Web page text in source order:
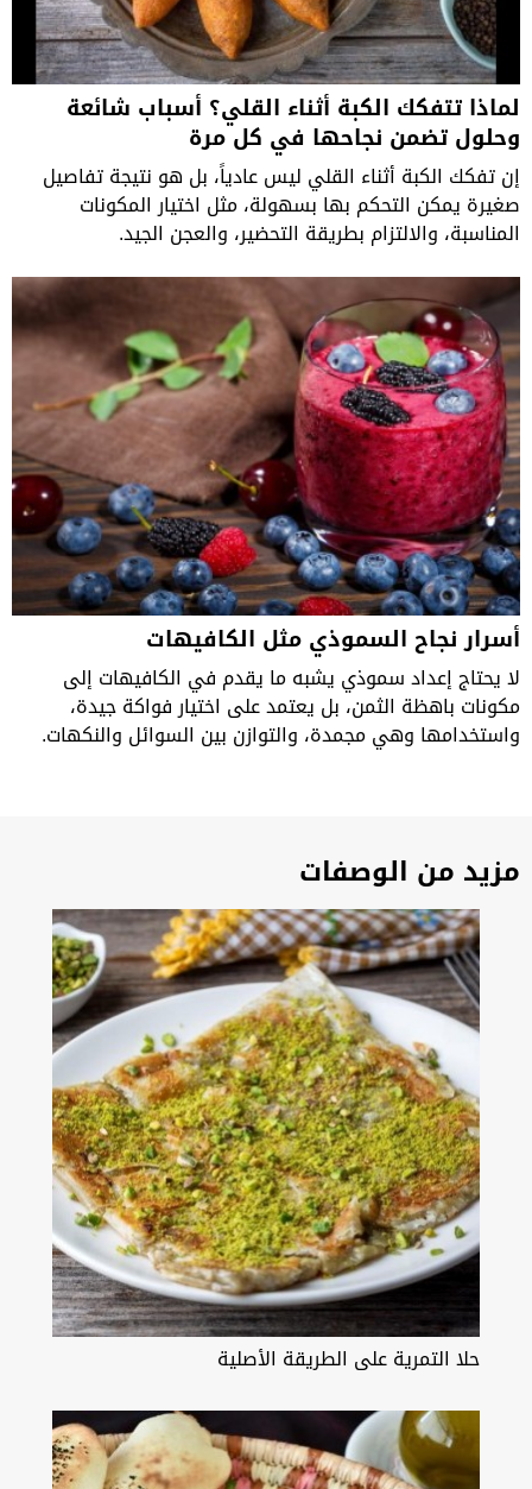
لماذا تتفكك الكبة أثناء القلي؟ أسباب شائعة
وحلول تضمن نجاحها في كل مرة
إن تفكك الكبة أثناء القلي ليس عادياً، بل هو نتيجة تفاصيل
صغيرة يمكن التحكم بها بسهولة، مثل اختيار المكونات
المناسبة، والالتزام بطريقة التحضير، والعجن الجيد.
أسرار نجاح السموذي مثل الكافيهات
لا يحتاج إعداد سموذي يشبه ما يقدم في الكافيهات إلى
مكونات باهظة الثمن، بل يعتمد على اختيار فواكة جيدة،
واستخدامها وهي مجمدة، والتوازن بين السوائل والنكهات.
مزيد من الوصفات
حلا التمرية على الطريقة الأصلية